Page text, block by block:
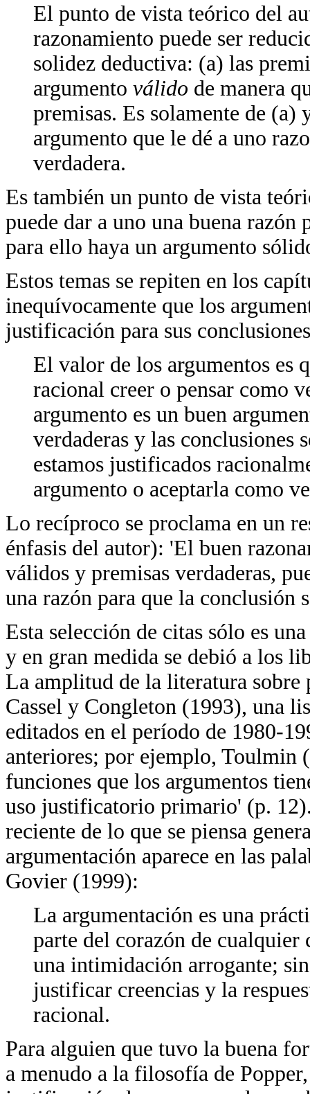
El punto de vista teórico del
razonamiento puede ser
solidez deductiva: (a) las
argumento válido de manera
premisas. Es solamente de
argumento que le dé a uno
verdadera.
Es también un punto de vista
puede dar a uno una buena razón
para ello haya un argumento
Estos temas se repiten en los
inequívocamente que los
justificación para sus
El valor de los argumentos es
racional creer o pensar como
argumento es un buen
verdaderas y las conclusiones
estamos justificados
argumento o aceptarla como
Lo recíproco se proclama en un
énfasis del autor): 'El buen
válidos y premisas verdaderas,
una razón para que la conclusión
Esta selección de citas sólo es
y en gran medida se debió a los
La amplitud de la literatura sobre
Cassel y Congleton (1993), una
editados en el período de 1980-
anteriores; por ejemplo, Toulmin
funciones que los argumentos
uso justificatorio primario' (p.
reciente de lo que se piensa
argumentación aparece en las
Govier (1999):
La argumentación es una
parte del corazón de
una intimidación arrogante;
justificar creencias y la
racional.
Para alguien que tuvo la buena
a menudo a la filosofía de